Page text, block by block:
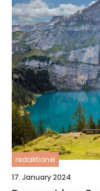
redaktionel
17. January 2024